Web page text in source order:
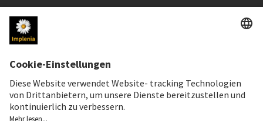
Cookie-Einstellungen
AKTIENKURS
SWX: Implenia AG
62,30 CHF
0,00 CHF (0,00%)